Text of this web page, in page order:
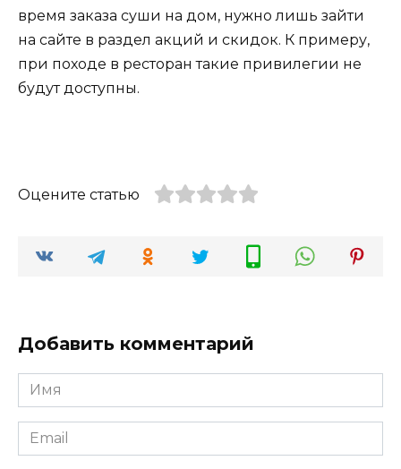
время заказа суши на дом, нужно лишь зайти
на сайте в раздел акций и скидок. К примеру,
при походе в ресторан такие привилегии не
будут доступны.
Оцените статью
Добавить комментарий
Имя
*
Email
*